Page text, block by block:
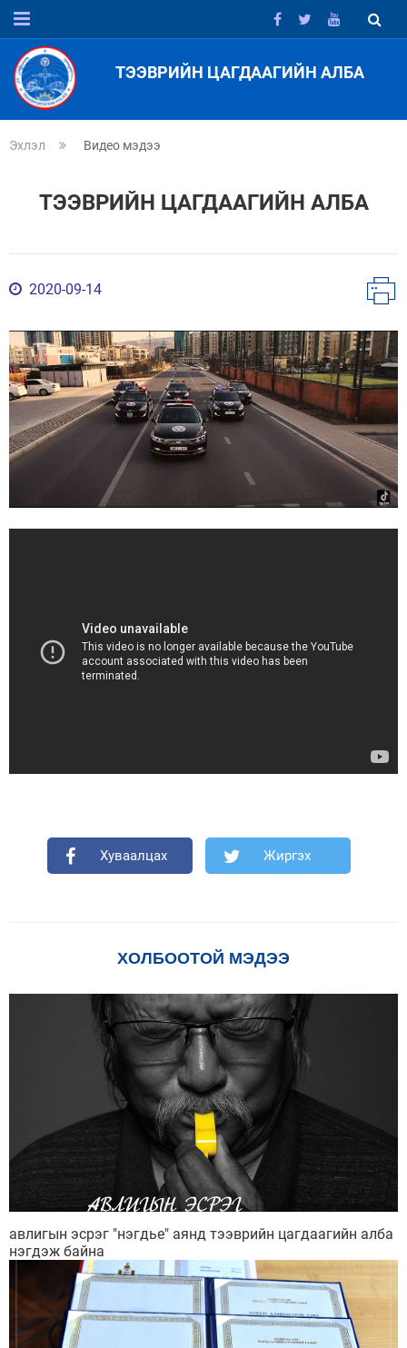
ТЭЭВРИЙН ЦАГДААГИЙН АЛБА
Эхлэл Видео мэдээ
ТЭЭВРИЙН ЦАГДААГИЙН АЛБА
2020-09-14
Хуваалцах Жиргэх
ХОЛБООТОЙ МЭДЭЭ
авлигын эсрэг "нэгдье" аянд тээврийн цагдаагийн алба
нэгдэж байна